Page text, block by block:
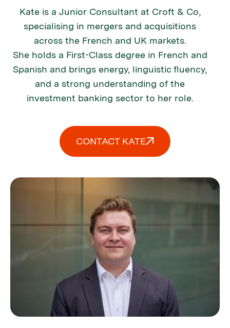
Kate is a Junior Consultant at Croft & Co,
specialising in mergers and acquisitions
across the French and UK markets.
She holds a First-Class degree in French and
Spanish and brings energy, linguistic fluency,
and a strong understanding of the
investment banking sector to her role.
CONTACT KATE